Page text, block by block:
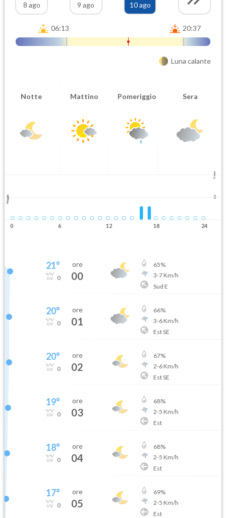
8 ago
9 ago
10 ago
06:13 20:37
Luna calante
Notte Mattino Pomeriggio Sera
5 mm
2.5
Pioggia
0 6 12 18 24
21°
0
ore
00
65%
3-7Km/h
Sud E
20°
0
ore
01
66%
3-6Km/h
Est SE
20°
0
ore
02
67%
2-6Km/h
Est SE
19°
0
ore
03
68%
2-5 Km/h
Est
18°
0
ore
04
68%
2-5 Km/h
Est
17°
0
ore
05
69%
2-5 Km/h
Est